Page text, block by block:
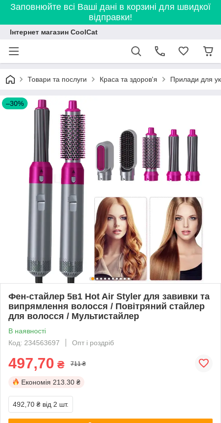
Заповнюйте всі Ваші дані в корзині для швидкої
відправки!
Інтернет магазин CoolCat
Товари та послуги Краса та здоров'я Прилади для
–30%
Фен-стайлер 5в1 Hot Air Styler для завивки та
випрямлення волосся / Повітряний стайлер
для волосся / Мультистайлер
В наявності
Код: 234563697
Опт і роздріб
497,70 ₴ 711 ₴
Економія 213.30 ₴
492,70 ₴ від 2 шт.